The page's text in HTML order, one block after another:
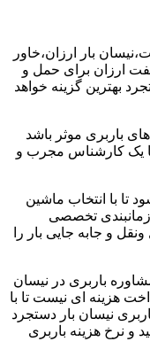
بار ارزان،خاور
ارزان برای حمل و
بهترین گزینه خواهد
باربری موثر باشد
با یک کارشناس مجرب و
تا با انتخاب ماشین
تخصصی
و جابه جایی بار را
باربری در نیسان
هزینه ای نیست تا با
نیسان بار دستجرد
و نرخ هزینه باربری